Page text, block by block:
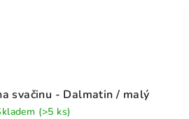
svačinu - Dalmatin / malý
(>5 ks)